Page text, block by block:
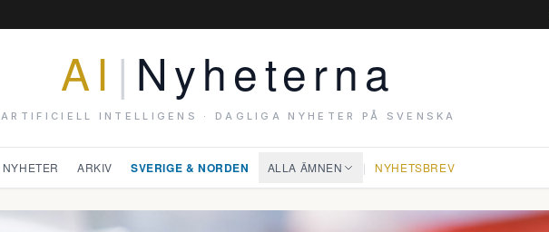
AI | Nyheterna
ARTIFICIELL INTELLIGENS · DAGLIGA NYHETER PÅ SVENSKA
NYHETER ARKIV SVERIGE & NORDEN ALLA ÄMNEN | NYHETSBREV